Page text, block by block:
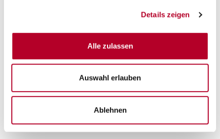
Details zeigen
Alle zulassen
Auswahl erlauben
Ablehnen